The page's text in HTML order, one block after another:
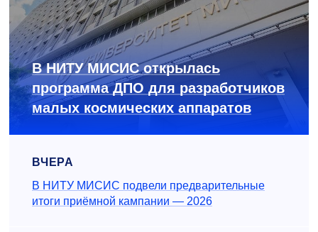
В НИТУ МИСИС открылась
программа ДПО для разработчиков
малых космических аппаратов
ВЧЕРА
В НИТУ МИСИС подвели предварительные
итоги приёмной кампании — 2026